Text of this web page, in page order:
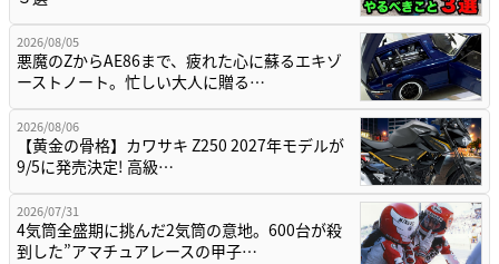
2026/08/05
悪魔のZからAE86まで、疲れた心に蘇るエキゾ
ーストノート。忙しい大人に贈る…
2026/08/06
【黄金の骨格】カワサキ Z250 2027年モデルが
9/5に発売決定! 高級…
2026/07/31
4気筒全盛期に挑んだ2気筒の意地。600台が殺
到した”アマチュアレースの甲子…